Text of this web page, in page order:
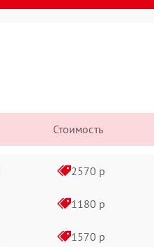
Стоимость
2570 р
1180 р
1570 р